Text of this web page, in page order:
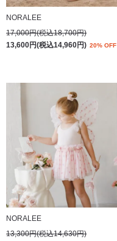
NORALEE
17,000円(税込18,700円)
13,600円(税込14,960円) 20% OFF
NORALEE
13,300円(税込14,630円)